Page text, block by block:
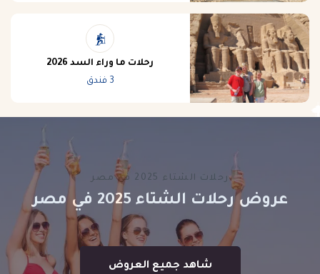
رحلات ما وراء السد 2026
3 فندق
رحلات الشتاء 2025 في مصر
عروض رحلات الشتاء 2025 في مصر
شاهد جميع العروض